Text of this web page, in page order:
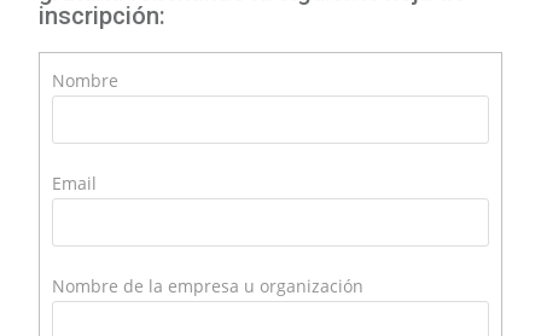
inscripción:
Nombre
Email
Nombre de la empresa u organización